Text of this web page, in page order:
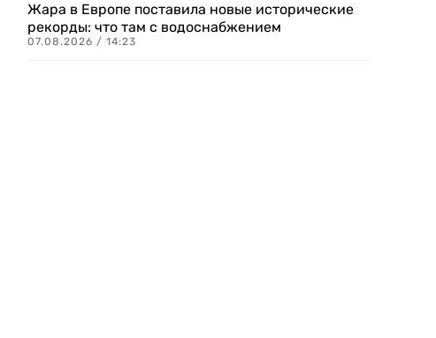
Жара в Европе поставила новые исторические
рекорды: что там с водоснабжением
07.08.2026 / 14:23